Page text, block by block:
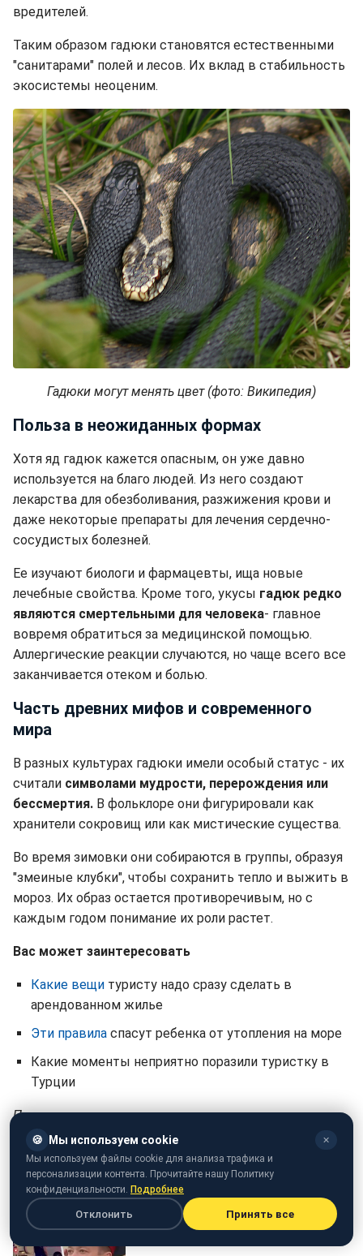
вредителей.
Таким образом гадюки становятся естественными
"санитарами" полей и лесов. Их вклад в стабильность
экосистемы неоценим.
Гадюки могут менять цвет (фото: Википедия)
Польза в неожиданных формах
Хотя яд гадюк кажется опасным, он уже давно
используется на благо людей. Из него создают
лекарства для обезболивания, разжижения крови и
даже некоторые препараты для лечения сердечно-
сосудистых болезней.
Ее изучают биологи и фармацевты, ища новые
лечебные свойства. Кроме того, укусы гадюк редко
являются смертельными для человека- главное
вовремя обратиться за медицинской помощью.
Аллергические реакции случаются, но чаще всего все
заканчивается отеком и болью.
Часть древних мифов и современного
мира
В разных культурах гадюки имели особый статус - их
считали символами мудрости, перерождения или
бессмертия. В фольклоре они фигурировали как
хранители сокровищ или как мистические существа.
Во время зимовки они собираются в группы, образуя
"змеиные клубки", чтобы сохранить тепло и выжить в
мороз. Их образ остается противоречивым, но с
каждым годом понимание их роли растет.
Вас может заинтересовать
Какие вещи туристу надо сразу сделать в
арендованном жилье
Эти правила спасут ребенка от утопления на море
Какие моменты неприятно поразили туристку в
Турции
При написании материала использовались следующие
источники: Live Science и Lifehacker.
🍪 Мы используем cookie ✕
Мы используем файлы cookie для анализа трафика и
персонализации контента. Прочитайте нашу Политику
конфиденциальности. Подробнее
Отклонить Принять все